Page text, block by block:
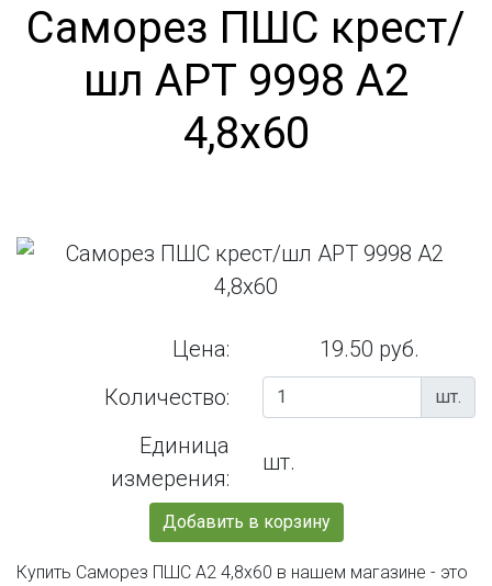
Саморез ПШС крест/
шл АРТ 9998 А2
4,8х60
Цена:
19.50 руб.
Количество:
шт.
Единица
измерения:
шт.
Добавить в корзину
Купить Саморез ПШС А2 4,8х60 в нашем магазине - это